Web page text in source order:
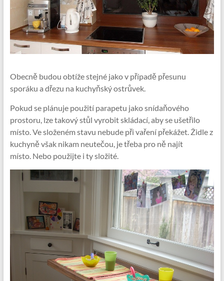
Obecně budou obtíže stejné jako v případě přesunu
sporáku a dřezu na kuchyňský ostrůvek.
Pokud se plánuje použití parapetu jako snídaňového
prostoru, lze takový stůl vyrobit skládací, aby se ušetřilo
místo. Ve složeném stavu nebude při vaření překážet. Židle z
kuchyně však nikam neutečou, je třeba pro ně najít
místo. Nebo použijte i ty složité.